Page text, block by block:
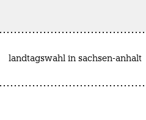
landtagswahl in sachsen-anhalt